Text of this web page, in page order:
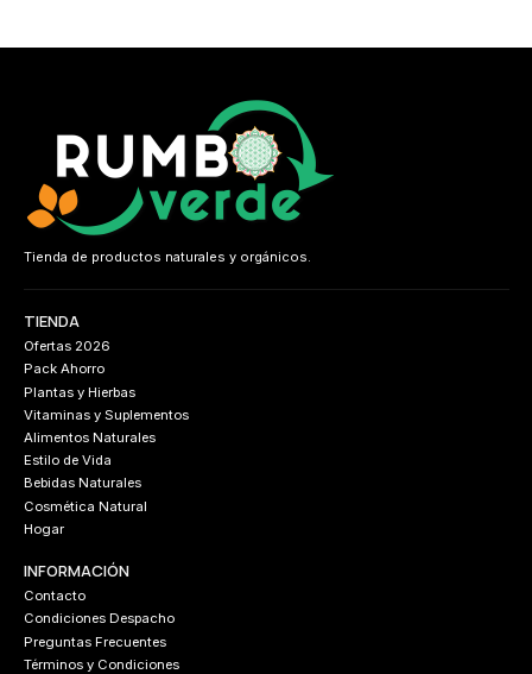
Tienda de productos naturales y orgánicos.
TIENDA
Ofertas 2026
Pack Ahorro
Plantas y Hierbas
Vitaminas y Suplementos
Alimentos Naturales
Estilo de Vida
Bebidas Naturales
Cosmética Natural
Hogar
INFORMACIÓN
Contacto
Condiciones Despacho
Preguntas Frecuentes
Términos y Condiciones